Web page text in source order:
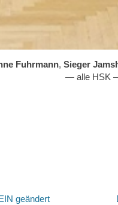
Fuhrmann, Sieger
— alle HSK
geändert